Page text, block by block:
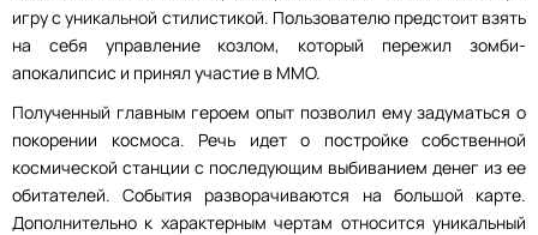
игру с уникальной стилистикой. Пользователю предстоит взять
на себя управление козлом, который пережил зомби-
апокалипсис и принял участие в MMО.
Полученный главным героем опыт позволил ему задуматься о
покорении космоса. Речь идет о постройке собственной
космической станции с последующим выбиванием денег из ее
обитателей. События разворачиваются на большой карте.
Дополнительно к характерным чертам относится уникальный